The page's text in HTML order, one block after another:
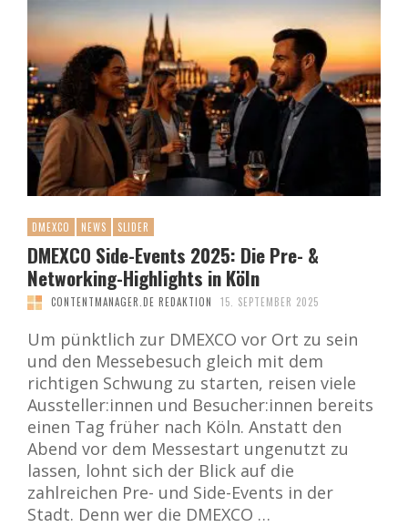
DMEXCO NEWS SLIDER
DMEXCO Side-Events 2025: Die Pre- &
Networking-Highlights in Köln
CONTENTMANAGER.DE REDAKTION 15. SEPTEMBER 2025
Um pünktlich zur DMEXCO vor Ort zu sein
und den Messebesuch gleich mit dem
richtigen Schwung zu starten, reisen viele
Aussteller:innen und Besucher:innen bereits
einen Tag früher nach Köln. Anstatt den
Abend vor dem Messestart ungenutzt zu
lassen, lohnt sich der Blick auf die
zahlreichen Pre- und Side-Events in der
Stadt. Denn wer die DMEXCO …